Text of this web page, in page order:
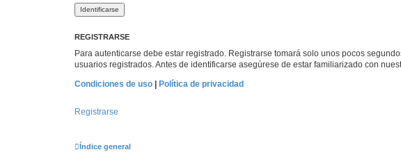
REGISTRARSE
Para autenticarse debe estar registrado. Registrarse tomará solo unos pocos
usuarios registrados. Antes de identificarse asegúrese de estar familiarizado con
Condiciones de uso | Política de privacidad
Registrarse
Índice general